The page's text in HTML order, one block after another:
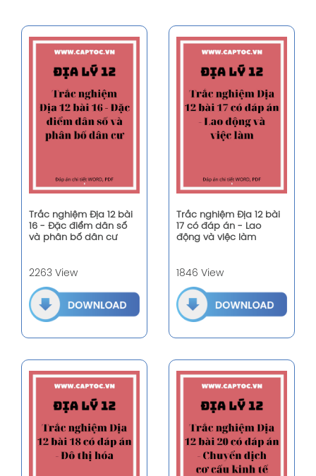
Trắc nghiệm Địa 12 bài
16 - Đặc điểm dân số
và phân bố dân cư
2263 View
Trắc nghiệm Địa 12 bài
17 có đáp án - Lao
động và việc làm
1846 View